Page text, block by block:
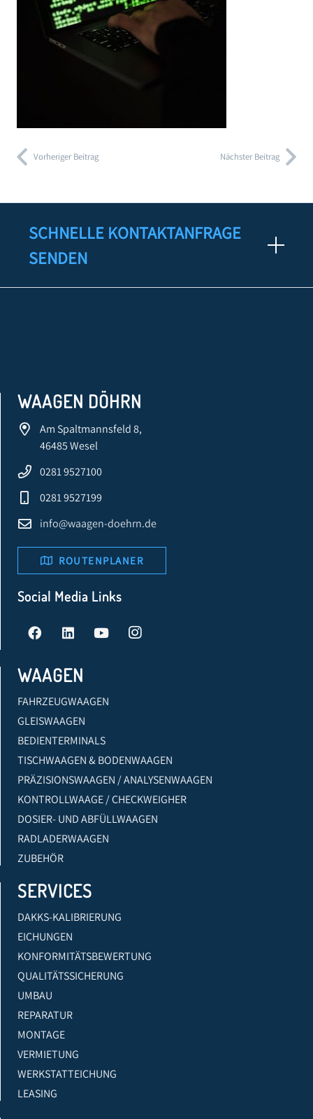
Vorheriger Beitrag Nächster Beitrag
SCHNELLE KONTAKTANFRAGE
SENDEN
WAAGEN DÖHRN
Am Spaltmannsfeld 8,
46485 Wesel
0281 9527100
0281 9527199
info@waagen-doehrn.de
ROUTENPLANER
Social Media Links
WAAGEN
FAHRZEUGWAAGEN
GLEISWAAGEN
BEDIENTERMINALS
TISCHWAAGEN & BODENWAAGEN
PRÄZISIONSWAAGEN / ANALYSENWAAGEN
KONTROLLWAAGE / CHECKWEIGHER
DOSIER- UND ABFÜLLWAAGEN
RADLADERWAAGEN
ZUBEHÖR
SERVICES
DAKKS-KALIBRIERUNG
EICHUNGEN
KONFORMITÄTSBEWERTUNG
QUALITÄTSSICHERUNG
UMBAU
REPARATUR
MONTAGE
VERMIETUNG
WERKSTATTEICHUNG
LEASING